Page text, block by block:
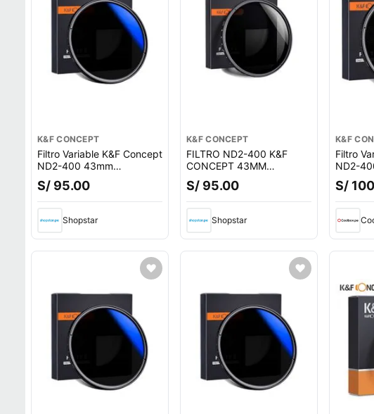
K&F CONCEPT
Filtro Variable K&F Concept
ND2-400 43mm
KF01.1104
S/ 95.00
Shopstar
K&F CONCEPT
FILTRO ND2-400 K&F
CONCEPT 43MM
KF01.1104
S/ 95.00
Shopstar
K&F
Filtro
ND2-
S/